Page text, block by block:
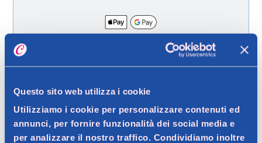
Questo sito web utilizza i cookie
Utilizziamo i cookie per personalizzare contenuti ed
annunci, per fornire funzionalità dei social media e
per analizzare il nostro traffico. Condividiamo inoltre
Dettagli prodotto